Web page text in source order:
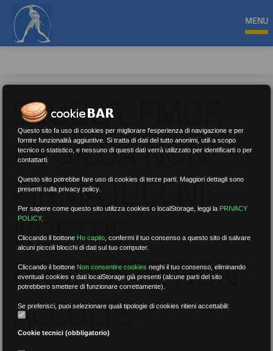
MENU
SCUOLA, FMOF,
LA GILDA NON
FIRMA IL CCNI:
NOSTRE
PROPOSTE NON
ACCOLTE
Questo sito fa uso di cookies per migliorare l'esperienza di navigazione e per
fornire funzionalità aggiuntive. Si tratta di dati del tutto anonimi, utili a scopo
tecnico o statistico, e nessuno di questi dati verrà utilizzato per identificarti o per
contattarti.
Questo sito potrebbe fare uso di cookies di terze parti. Maggiori dettagli sono
presenti sulla privacy policy.
Per sapere come questo sito utilizza cookies o localStorage, leggi la PRIVACY
POLICY.
Cliccando il bottone Ho capito ,confermi il tuo consenso a questo sito di salvare
alcuni piccoli blocchi di dati sul tuo computer.
Cliccando il bottone Non consentire cookies neghi il tuo consenso, eliminando
eventuali cookies e dati localStorage già presenti (alcune parti del sito
potrebbero smettere di funzionare correttamente).
Se preferisci, puoi selezionare quali tipologie di cookies ritieni accettabili:
Cookie tecnici (obbligatorio)